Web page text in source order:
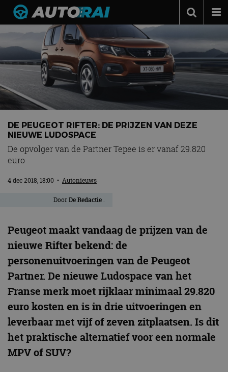
Autonieuws
Podcast
Autotests
Automerken
Adverteren
Contact
MotorRAI.nl
DE PEUGEOT RIFTER: DE PRIJZEN VAN DEZE
NIEUWE LUDOSPACE
De opvolger van de Partner Tepee is er vanaf 29.820
euro
4 dec 2018, 18:00 • Autonieuws
DoorDe Redactie .
Peugeot maakt vandaag de prijzen van de
nieuwe Rifter bekend: de
personenuitvoeringen van de Peugeot
Partner. De nieuwe Ludospace van het
Franse merk moet rijklaar minimaal 29.820
euro kosten en is in drie uitvoeringen en
leverbaar met vijf of zeven zitplaatsen. Is dit
het praktische alternatief voor een normale
MPV of SUV?